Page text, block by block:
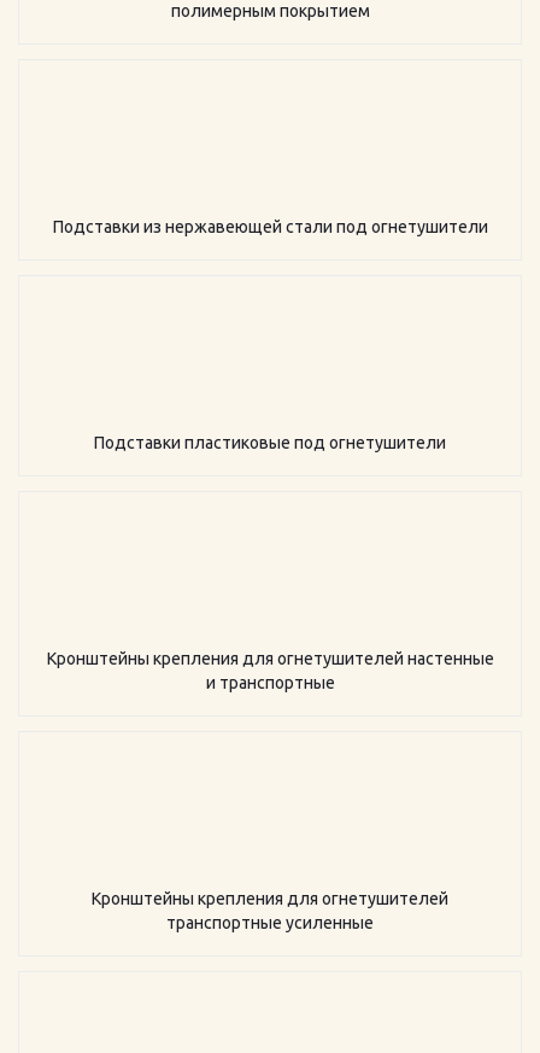
полимерным покрытием
Подставки из нержавеющей стали под огнетушители
Подставки пластиковые под огнетушители
Кронштейны крепления для огнетушителей настенные
и транспортные
Кронштейны крепления для огнетушителей
транспортные усиленные